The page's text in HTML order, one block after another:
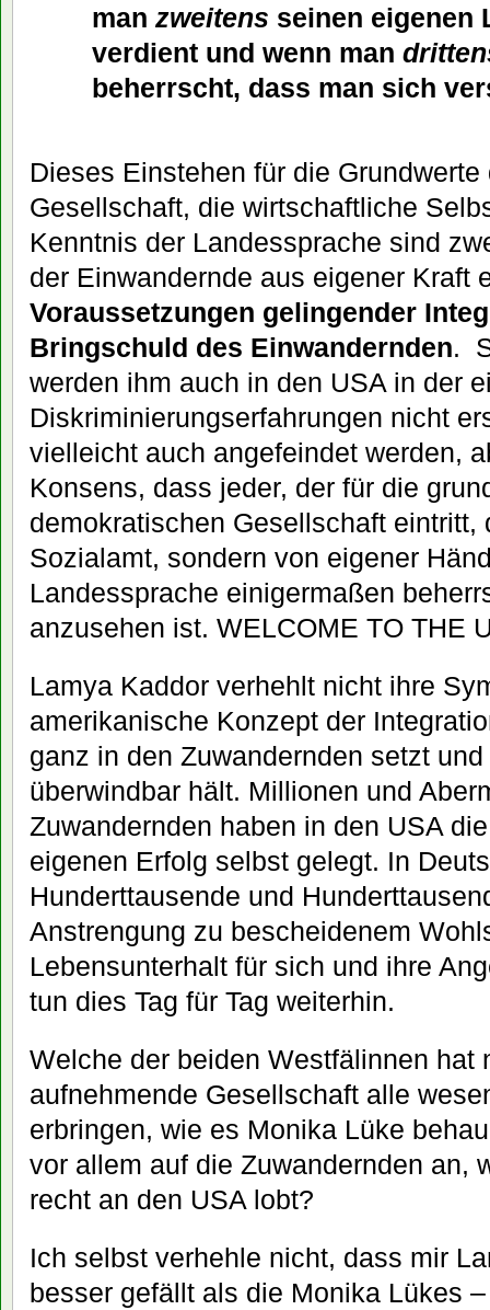
man zweitens seinen eigenen
verdient und wenn man
beherrscht, dass man sich
Dieses Einstehen für die
Gesellschaft, die wirtschaftliche
Kenntnis der Landessprache sind
der Einwandernde aus eigener Kraft
Voraussetzungen gelingender
Bringschuld des Einwandernden.
werden ihm auch in den USA in der
Diskriminierungserfahrungen nicht
vielleicht auch angefeindet werden,
Konsens, dass jeder, der für die
demokratischen Gesellschaft eintritt,
Sozialamt, sondern von eigener
Landessprache einigermaßen
anzusehen ist. WELCOME TO THE
Lamya Kaddor verhehlt nicht ihre
amerikanische Konzept der
ganz in den Zuwandernden setzt
überwindbar hält. Millionen und
Zuwandernden haben in den USA
eigenen Erfolg selbst gelegt. In
Hunderttausende und
Anstrengung zu bescheidenem
Lebensunterhalt für sich und ihre
tun dies Tag für Tag weiterhin.
Welche der beiden Westfälinnen hat
aufnehmende Gesellschaft alle
erbringen, wie es Monika Lüke
vor allem auf die Zuwandernden an,
recht an den USA lobt?
Ich selbst verhehle nicht, dass mir
besser gefällt als die Monika Lükes